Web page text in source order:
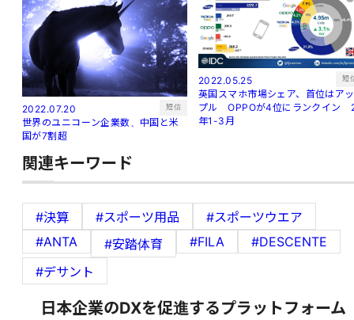
2022.07.20 短信
世界のユニコーン企業数、中国と米
国が7割超
2022.05.25 短
英国スマホ市場シェア、首位はアッ
プル OPPOが4位にランクイン
年1-3月
関連キーワード
#決算 #スポーツ用品
#スポーツウエア
#ANTA
#安踏体育 #FILA
#DESCENTE
#デサント
日本企業のDXを促進するプラットフォーム